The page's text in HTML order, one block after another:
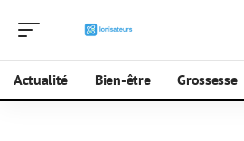
Actualité Bien-être Grossesse